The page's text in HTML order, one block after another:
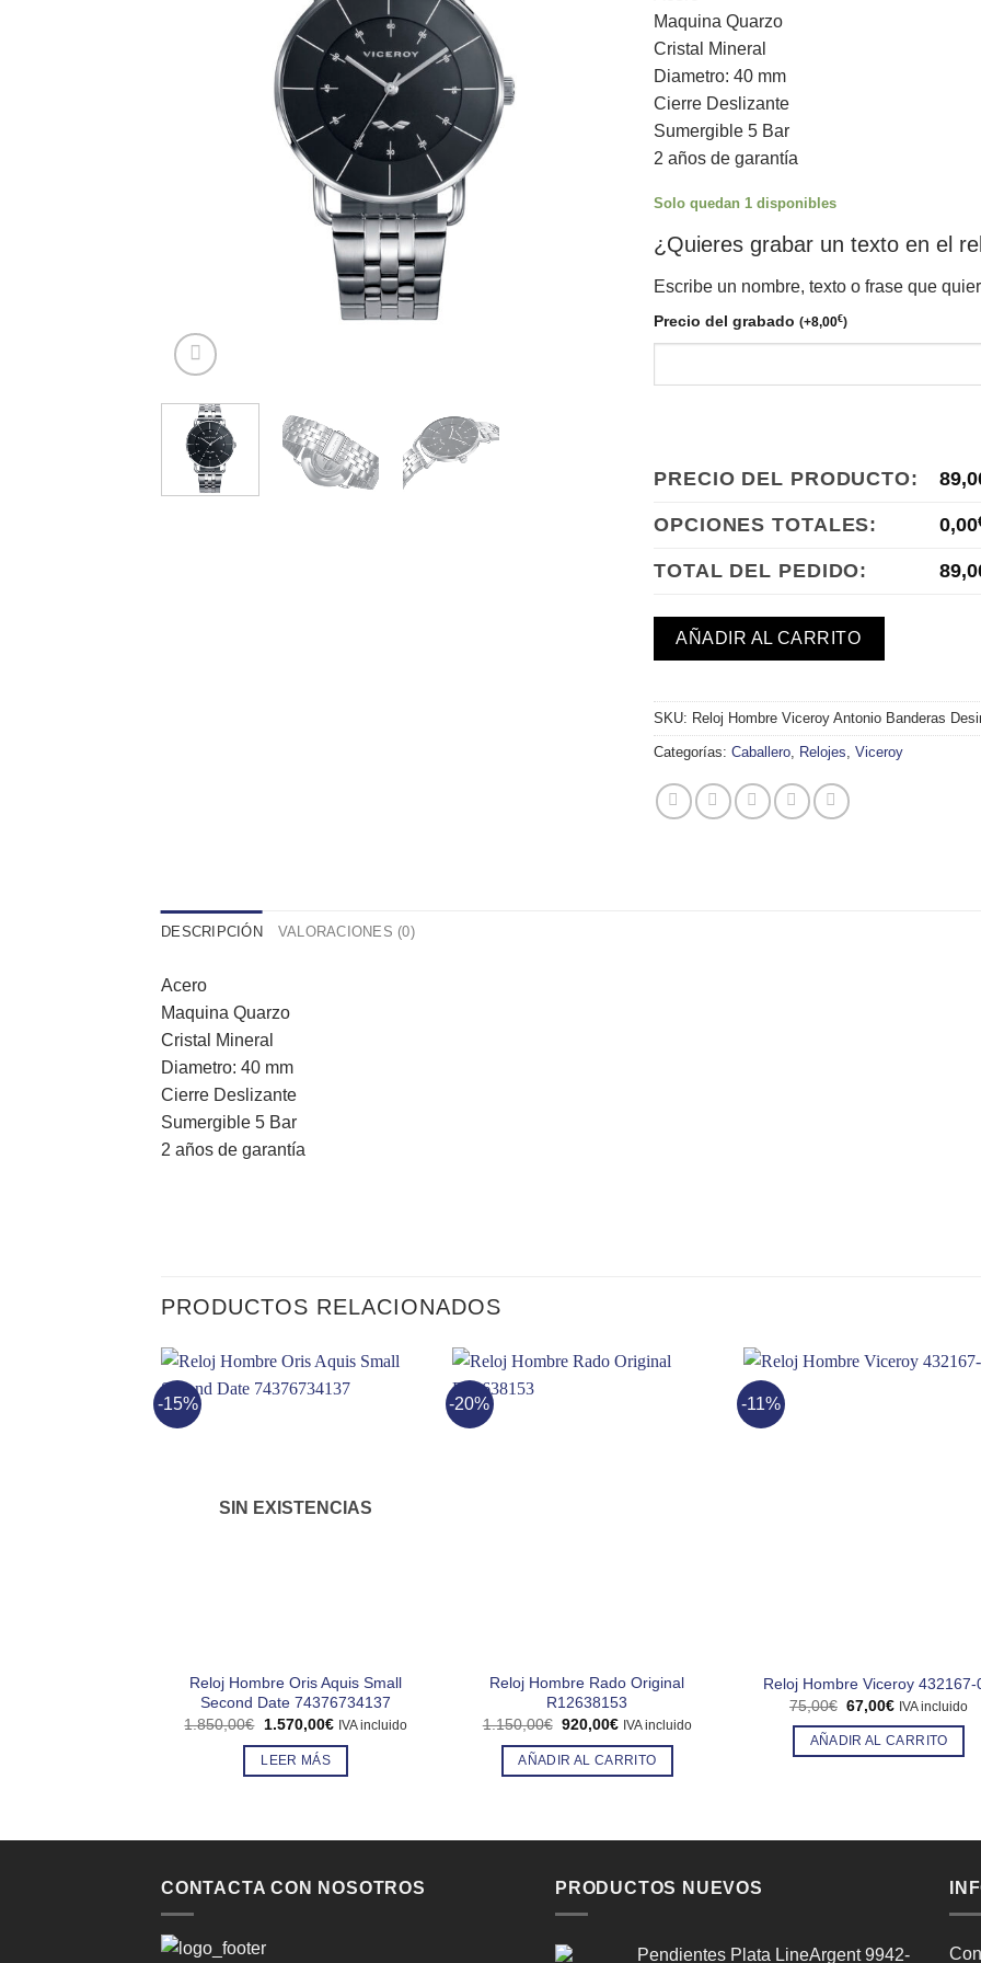
Maquina Quarzo
Cristal Mineral
Diametro: 40 mm
Cierre Deslizante
Sumergible 5 Bar
2 años de garantía
Solo quedan 1 disponibles
¿Quieres grabar un texto en el
Escribe un nombre, texto o frase que
Precio del grabado (+8,00€)
PRECIO DEL PRODUCTO:
OPCIONES TOTALES: 0,00
TOTAL DEL PEDIDO:
AÑADIR AL CARRITO
SKU: Reloj Hombre Viceroy Antonio Banderas
Categorías: Caballero Relojes Viceroy
DESCRIPCIÓN VALORACIONES (0)
Acero
Maquina Quarzo
Cristal Mineral
Diametro: 40 mm
Cierre Deslizante
Sumergible 5 Bar
2 años de garantía
PRODUCTOS RELACIONADOS
-15%
SIN EXISTENCIAS
Reloj Hombre Oris Aquis Small
Second Date 74376734137
1.850,00€ El
original
era:
1.570,00€ElIVA incluido
LEER MÁS
-20%
Reloj Hombre Rado Original
R12638153
1.150,00€ El
original
era:
920,00€El
actual
es:
IVA incluido
AÑADIR AL CARRITO
-11%
Reloj Hombre Viceroy 432167-
75,00€ El
original
era:
67,00€El
actual
es:
IVA incluido
AÑADIR AL CARRITO
CONTACTA CON NOSOTROS PRODUCTOS NUEVOS
Pendientes Plata LineArgent 9942-